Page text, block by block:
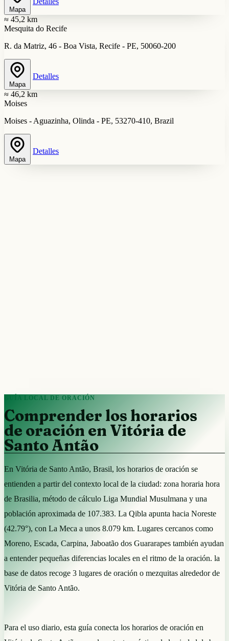
Mapa
≈ 45,2 km
Mesquita do Recife
R. da Matriz, 46 - Boa Vista, Recife - PE, 50060-200
Mapa
Detalles
≈ 46,2 km
Moises
Moises - Aguazinha, Olinda - PE, 53270-410, Brazil
Mapa
Detalles
GUÍA LOCAL DE ORACIÓN
Comprender los horarios
de oración en Vitória de
Santo Antão
En Vitória de Santo Antão, Brasil, los horarios de oración se
entienden a partir del contexto local de la ciudad: zona horaria hora
de Brasilia, método de cálculo Liga Mundial Musulmana y una
población aproximada de 107.383. La Qibla apunta hacia Noreste
(42.79°), con La Meca a unos 8.079 km. Lugares cercanos como
Moreno, Escada, Carpina, Jaboatão dos Guararapes también ayudan
a entender pequeñas diferencias locales en el ritmo de la oración. la
base de datos recoge 3 lugares de oración o mezquitas alrededor de
Vitória de Santo Antão.
Para el uso diario, esta guía conecta los horarios de oración en